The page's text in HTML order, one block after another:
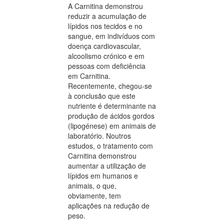
A Carnitina demonstrou
reduzir a acumulação de
lípidos nos tecidos e no
sangue, em indivíduos com
doença cardiovascular,
alcoolismo crónico e em
pessoas com deficiência
em Carnitina.
Recentemente, chegou-se
à conclusão que este
nutriente é determinante na
produção de ácidos gordos
(lipogénese) em animais de
laboratório. Noutros
estudos, o tratamento com
Carnitina demonstrou
aumentar a utilização de
lípidos em humanos e
animais, o que,
obviamente, tem
aplicações na redução de
peso.